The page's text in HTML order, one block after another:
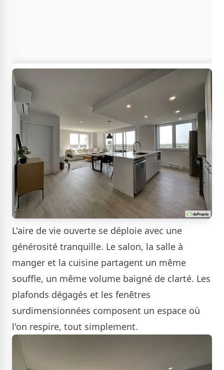
L'aire de vie ouverte se déploie avec une
générosité tranquille. Le salon, la salle à
manger et la cuisine partagent un même
souffle, un même volume baigné de clarté. Les
plafonds dégagés et les fenêtres
surdimensionnées composent un espace où
l'on respire, tout simplement.